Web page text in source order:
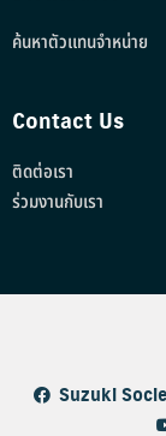
ค้นหาตัวแทนจำหน่าย
Contact Us
ติดต่อเรา
ร่วมงานกับเรา
Suzuki